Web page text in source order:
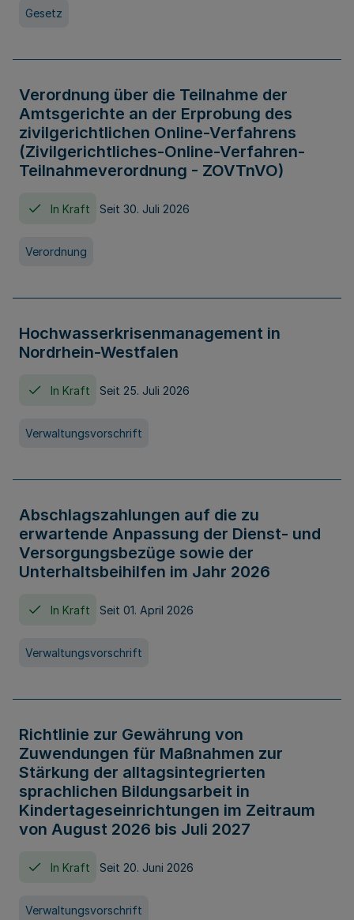
Gesetz
Verordnung über die Teilnahme der
Amtsgerichte an der Erprobung des
zivilgerichtlichen Online-Verfahrens
(Zivilgerichtliches-Online-Verfahren-
Teilnahmeverordnung - ZOVTnVO)
In Kraft Seit 30. Juli 2026
Verordnung
Hochwasserkrisenmanagement in
Nordrhein-Westfalen
In Kraft Seit 25. Juli 2026
Verwaltungsvorschrift
Abschlagszahlungen auf die zu
erwartende Anpassung der Dienst- und
Versorgungsbezüge sowie der
Unterhaltsbeihilfen im Jahr 2026
In Kraft Seit 01. April 2026
Verwaltungsvorschrift
Richtlinie zur Gewährung von
Zuwendungen für Maßnahmen zur
Stärkung der alltagsintegrierten
sprachlichen Bildungsarbeit in
Kindertageseinrichtungen im Zeitraum
von August 2026 bis Juli 2027
In Kraft Seit 20. Juni 2026
Verwaltungsvorschrift